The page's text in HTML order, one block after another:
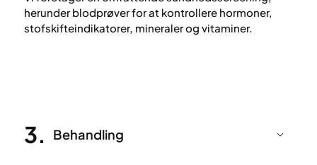
herunder blodprøver for at kontrollere hormoner,
stofskifteindikatorer, mineraler og vitaminer.
3. Behandling